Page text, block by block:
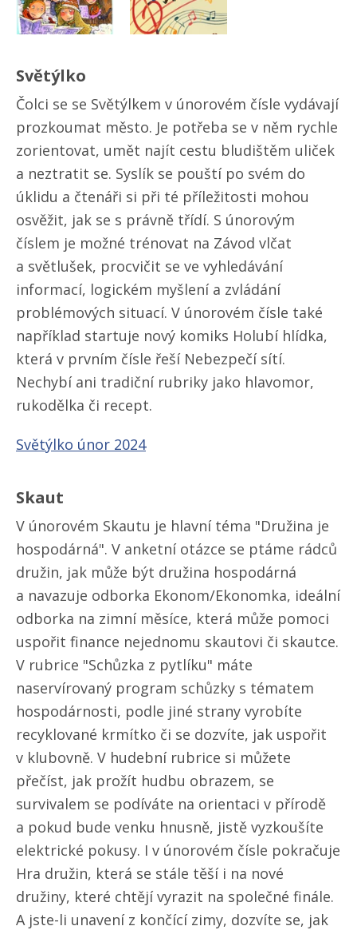
Světýlko
Čolci se se Světýlkem v únorovém čísle vydávají
prozkoumat město. Je potřeba se v něm rychle
zorientovat, umět najít cestu bludištěm uliček
a neztratit se. Syslík se pouští po svém do
úklidu a čtenáři si při té příležitosti mohou
osvěžit, jak se s právně třídí. S únorovým
číslem je možné trénovat na Závod vlčat
a světlušek, procvičit se ve vyhledávání
informací, logickém myšlení a zvládání
problémových situací. V únorovém čísle také
například startuje nový komiks Holubí hlídka,
která v prvním čísle řeší Nebezpečí sítí.
Nechybí ani tradiční rubriky jako hlavomor,
rukodělka či recept.
Světýlko únor 2024
Skaut
V únorovém Skautu je hlavní téma "Družina je
hospodárná". V anketní otázce se ptáme rádců
družin, jak může být družina hospodárná
a navazuje odborka Ekonom/​Ekonomka, ideální
odborka na zimní měsíce, která může pomoci
uspořit finance nejednomu skautovi či skautce.
V rubrice "Schůzka z pytlíku" máte
naservírovaný program schůzky s tématem
hospodárnosti, podle jiné strany vyrobíte
recyklované krmítko či se dozvíte, jak uspořit
v klubovně. V hudební rubrice si můžete
přečíst, jak prožít hudbu obrazem, se
survivalem se podíváte na orientaci v přírodě
a pokud bude venku hnusně, jistě vyzkoušíte
elektrické pokusy. I v únorovém čísle pokračuje
Hra družin, která se stále těší i na nové
družiny, které chtějí vyrazit na společné finále.
A jste-li unavení z končící zimy, dozvíte se, jak